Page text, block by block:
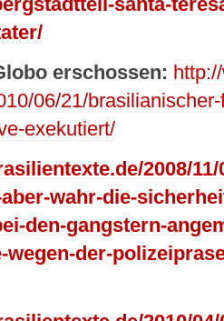
santa-
erschossen:
06/21/
exekutiert/
2008/
wahr-die-
den-gangstern-
der-